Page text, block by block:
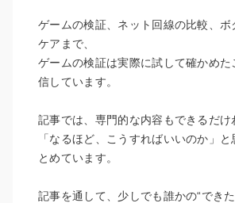
ゲームの検証、ネット回線の比較、ボ
ケアまで、
ゲームの検証は実際に試して確かめた
信しています。
記事では、専門的な内容もできるだけ
「なるほど、こうすればいいのか」と
とめています。
記事を通して、少しでも誰かの“でき